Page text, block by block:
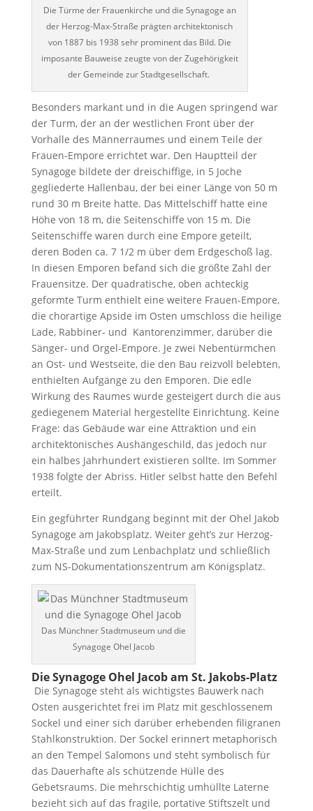
Die Türme der Frauenkirche und die Synagoge an
der Herzog-Max-Straße prägten architektonisch
von 1887 bis 1938 sehr prominent das Bild. Die
imposante Bauweise zeugte von der Zugehörigkeit
der Gemeinde zur Stadtgesellschaft.
Besonders markant und in die Augen springend war
der Turm, der an der westlichen Front über der
Vorhalle des Männerraumes und einem Teile der
Frauen-Empore errichtet war. Den Hauptteil der
Synagoge bildete der dreischiffige, in 5 Joche
gegliederte Hallenbau, der bei einer Länge von 50 m
rund 30 m Breite hatte. Das Mittelschiff hatte eine
Höhe von 18 m, die Seitenschiffe von 15 m. Die
Seitenschiffe waren durch eine Empore geteilt,
deren Boden ca. 7 1/2 m über dem Erdgeschoß lag.
In diesen Emporen befand sich die größte Zahl der
Frauensitze. Der quadratische, oben achteckig
geformte Turm enthielt eine weitere Frauen-Empore,
die chorartige Apside im Osten umschloss die heilige
Lade, Rabbiner- und Kantorenzimmer, darüber die
Sänger- und Orgel-Empore. Je zwei Nebentürmchen
an Ost- und Westseite, die den Bau reizvoll belebten,
enthielten Aufgänge zu den Emporen. Die edle
Wirkung des Raumes wurde gesteigert durch die aus
gediegenem Material hergestellte Einrichtung. Keine
Frage: das Gebäude war eine Attraktion und ein
architektonisches Aushängeschild, das jedoch nur
ein halbes Jahrhundert existieren sollte. Im Sommer
1938 folgte der Abriss. Hitler selbst hatte den Befehl
erteilt.
Ein gegführter Rundgang beginnt mit der Ohel Jakob
Synagoge am Jakobsplatz. Weiter geht’s zur Herzog-
Max-Straße und zum Lenbachplatz und schließlich
zum NS-Dokumentationszentrum am Königsplatz.
Das Münchner Stadtmuseum und die
Synagoge Ohel Jacob
Die Synagoge Ohel Jacob am St. Jakobs-Platz
Die Synagoge steht als wichtigstes Bauwerk nach
Osten ausgerichtet frei im Platz mit geschlossenem
Sockel und einer sich darüber erhebenden filigranen
Stahlkonstruktion. Der Sockel erinnert metaphorisch
an den Tempel Salomons und steht symbolisch für
das Dauerhafte als schützende Hülle des
Gebetsraums. Die mehrschichtig umhüllte Laterne
bezieht sich auf das fragile, portative Stiftszelt und